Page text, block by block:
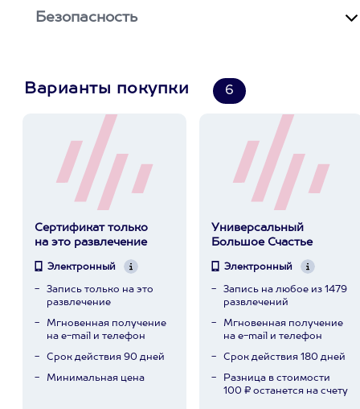
Безопасность
Варианты покупки 6
Сертификат только
на это развлечение
Электронный
Запись только на это
развлечение
Мгновенная получение
на e-mail и телефон
Срок действия 90 дней
Минимальная цена
Универсальный
Большое Счастье
Электронный
Запись на любое из 1479
развлечений
Мгновенная получение
на e-mail и телефон
Срок действия 180 дней
Разница в стоимости
100 ₽ останется на счету